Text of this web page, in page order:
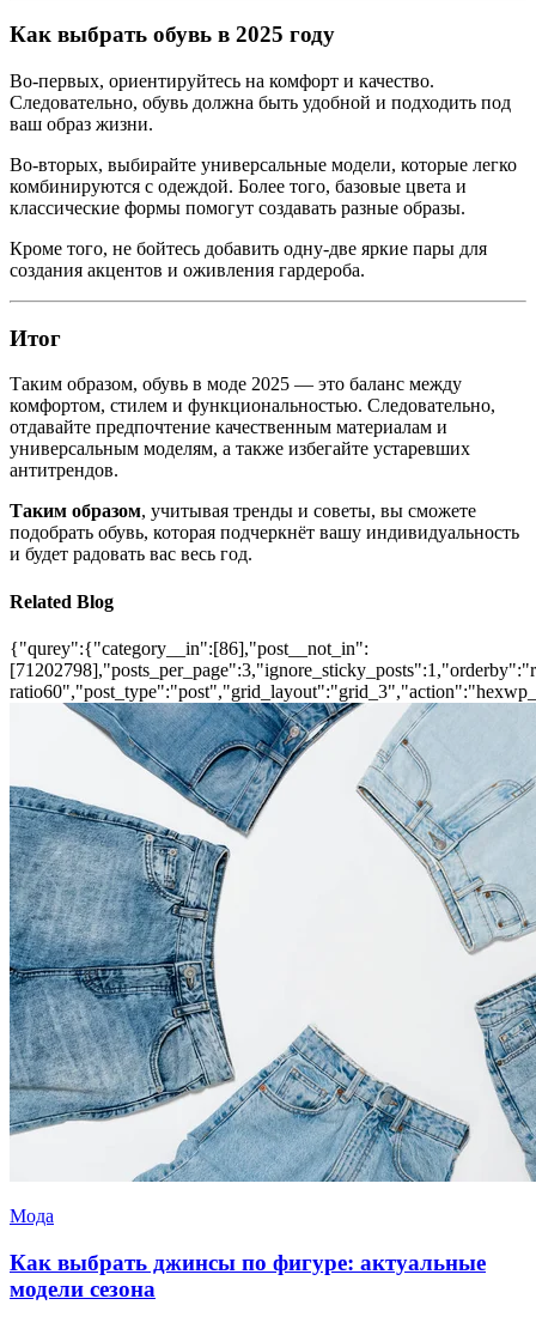
Как выбрать обувь в 2025 году
Во-первых, ориентируйтесь на комфорт и качество.
Следовательно, обувь должна быть удобной и подходить под
ваш образ жизни.
Во-вторых, выбирайте универсальные модели, которые легко
комбинируются с одеждой. Более того, базовые цвета и
классические формы помогут создавать разные образы.
Кроме того, не бойтесь добавить одну-две яркие пары для
создания акцентов и оживления гардероба.
Итог
Таким образом, обувь в моде 2025 — это баланс между
комфортом, стилем и функциональностью. Следовательно,
отдавайте предпочтение качественным материалам и
универсальным моделям, а также избегайте устаревших
антитрендов.
Таким образом, учитывая тренды и советы, вы сможете
подобрать обувь, которая подчеркнёт вашу индивидуальность
и будет радовать вас весь год.
Related Blog
{"qurey":{"category__in":[86],"post__not_in":
Мода
Как выбрать джинсы по фигуре: актуальные
модели сезона